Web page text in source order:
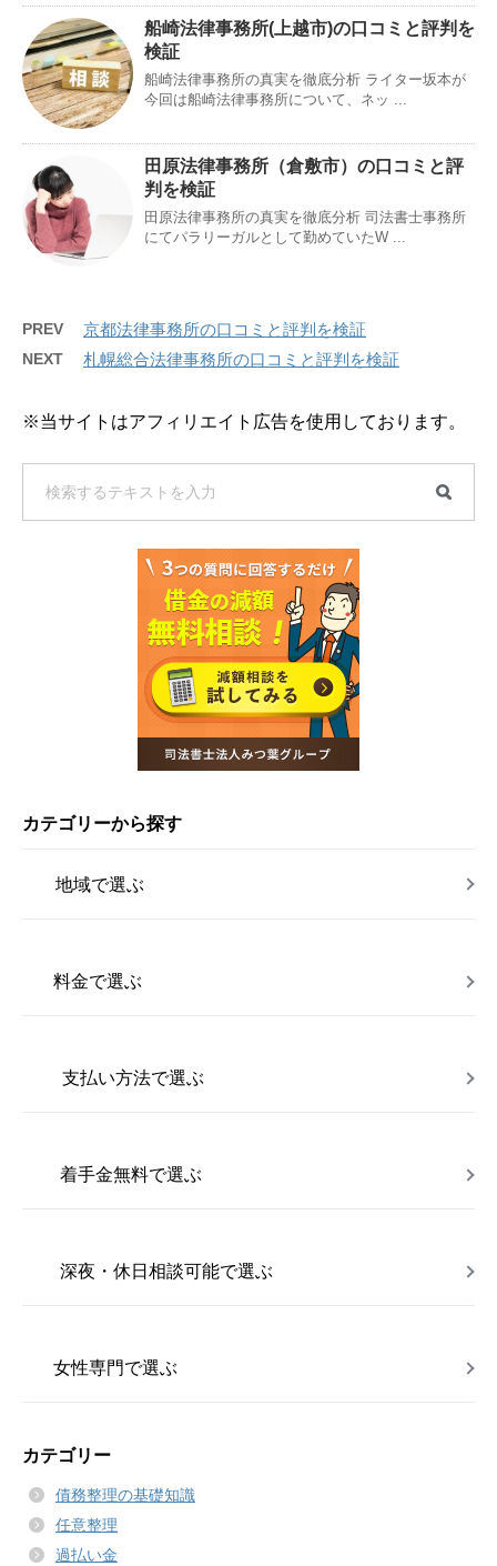
船崎法律事務所(上越市)の口コミと評判を
検証
船崎法律事務所の真実を徹底分析 ライター坂本が
今回は船崎法律事務所について、ネッ ...
田原法律事務所（倉敷市）の口コミと評
判を検証
田原法律事務所の真実を徹底分析 司法書士事務所
にてパラリーガルとして勤めていたW ...
PREV 京都法律事務所の口コミと評判を検証
NEXT 札幌総合法律事務所の口コミと評判を検証
※当サイトはアフィリエイト広告を使用しております。
カテゴリーから探す
地域で選ぶ
料金で選ぶ
支払い方法で選ぶ
着手金無料で選ぶ
深夜・休日相談可能で選ぶ
女性専門で選ぶ
カテゴリー
債務整理の基礎知識
任意整理
過払い金